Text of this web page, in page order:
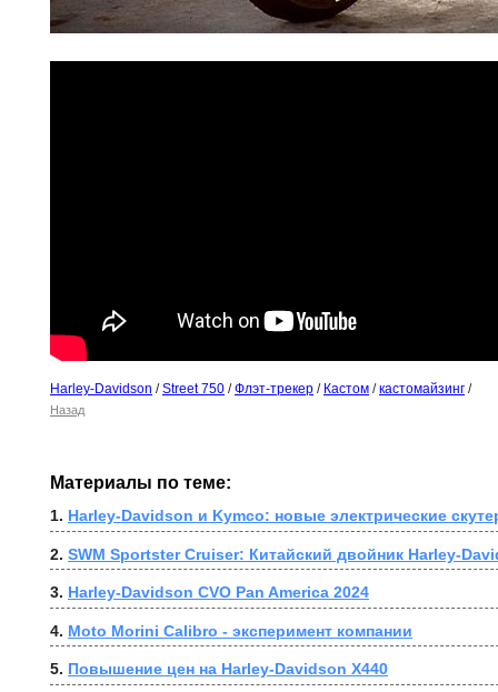
Harley-Davidson /Street 750 /Флэт-трекер / Кастом /кастомайзинг /
Назад
Материалы по теме:
1. Harley-Davidson и Kymco: новые электрические
2. SWM Sportster Cruiser: Китайский двойник Harley-
3. Harley-Davidson CVO Pan America 2024
4. Moto Morini Calibro - эксперимент компании
5. Повышение цен на Harley-Davidson X440